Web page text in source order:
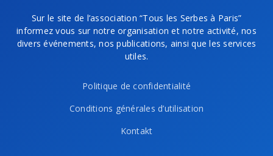
Sur le site de l’association “Tous les Serbes à Paris”
informez vous sur notre organisation et notre activité, nos
divers événements, nos publications, ainsi que les services
utiles.
Politique de confidentialité
Conditions générales d’utilisation
Kontakt